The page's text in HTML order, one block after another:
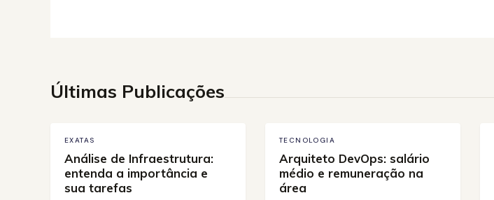
Últimas Publicações
EXATAS
Análise de Infraestrutura:
entenda a importância e
sua tarefas
TECNOLOGIA
Arquiteto DevOps: salário
médio e remuneração na
área